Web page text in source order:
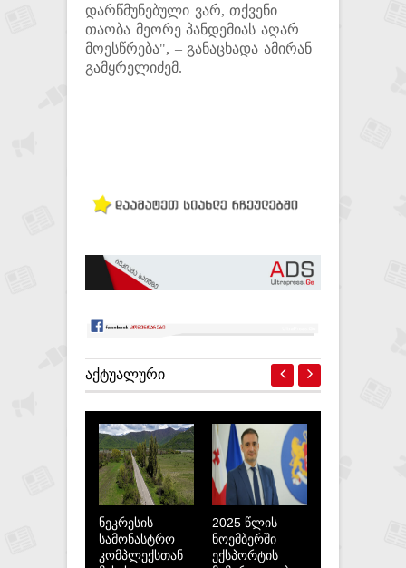
დარწმუნებული ვარ, თქვენი
თაობა მეორე პანდემიას აღარ
მოესწრება", – განაცხადა ამირან
გამყრელიძემ.
ᲐᲥᲢᲣᲐᲚᲣᲠᲘ
ნეკრესის
სამონასტრო
კომპლექსთან
2025 წლის
ნოემბერში
ექსპორტის